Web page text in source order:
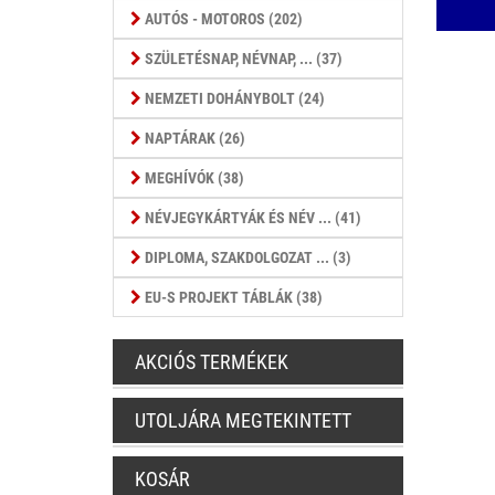
AUTÓS - MOTOROS (202)
SZÜLETÉSNAP, NÉVNAP, ... (37)
NEMZETI DOHÁNYBOLT (24)
NAPTÁRAK (26)
MEGHÍVÓK (38)
NÉVJEGYKÁRTYÁK ÉS NÉV ... (41)
DIPLOMA, SZAKDOLGOZAT ... (3)
EU-S PROJEKT TÁBLÁK (38)
AKCIÓS TERMÉKEK
UTOLJÁRA MEGTEKINTETT
KOSÁR